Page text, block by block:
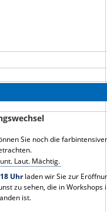
Sie noch die
Laut. Mächtig.
Uhrladen wir Sie zur
zu sehen, die in
ist.